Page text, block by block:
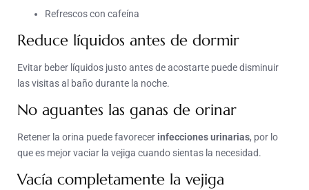
Refrescos con cafeína
Reduce líquidos antes de dormir
Evitar beber líquidos justo antes de acostarte puede disminuir
las visitas al baño durante la noche.
No aguantes las ganas de orinar
Retener la orina puede favorecer infecciones urinarias, por lo
que es mejor vaciar la vejiga cuando sientas la necesidad.
Vacía completamente la vejiga